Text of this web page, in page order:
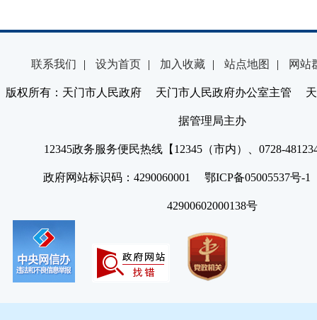
联系我们 | 设为首页 | 加入收藏 | 站点地图 | 网站
版权所有：天门市人民政府 天门市人民政府办公室主管 天
据管理局主办
12345政务服务便民热线【12345（市内）、0728-
政府网站标识码：4290060001 鄂ICP备05005537号
42900602000138号